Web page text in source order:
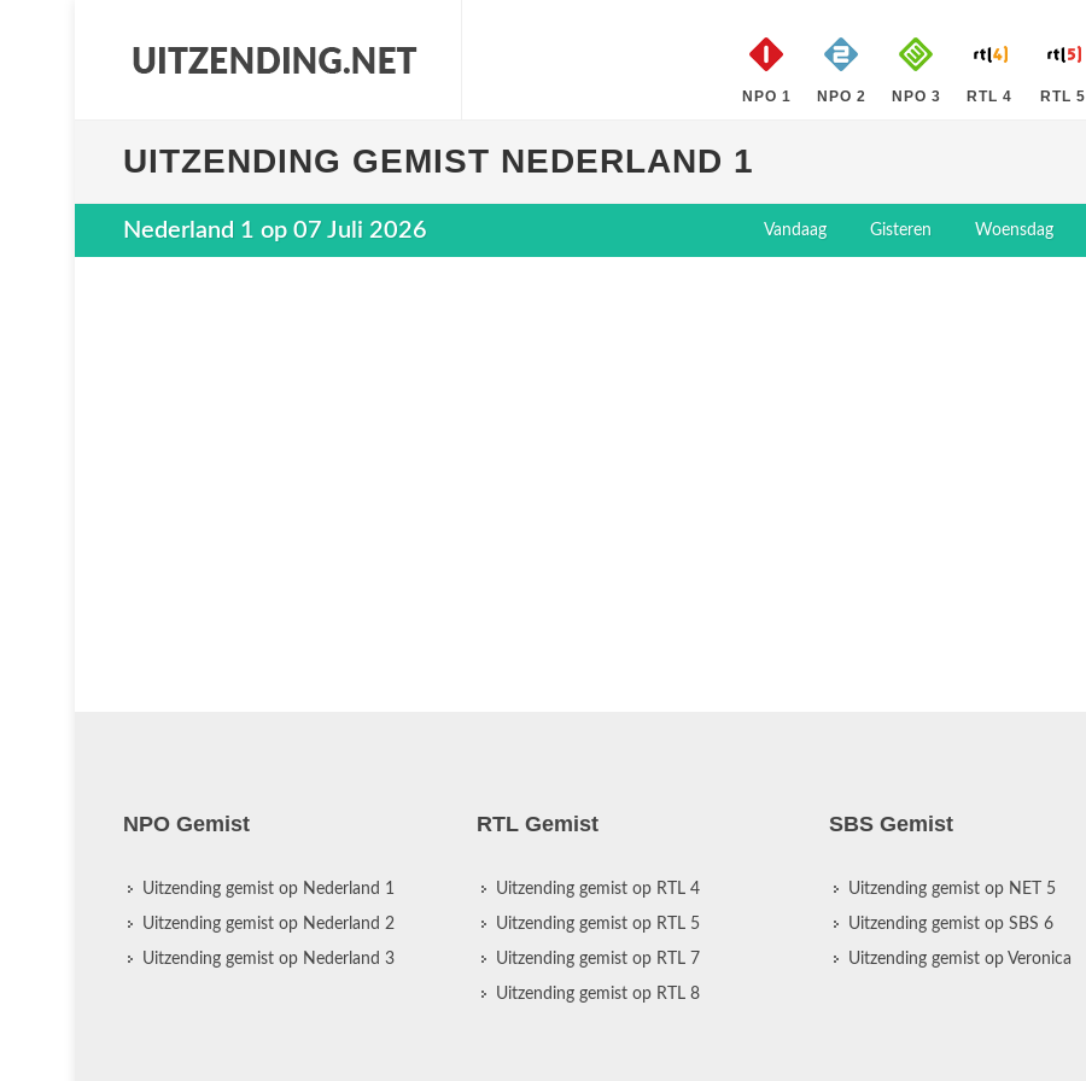
NPO 1 NPO 2 NPO 3 RTL 4 RTL 5
UITZENDING GEMIST NEDERLAND 1
Nederland 1 op 07 Juli 2026 Vandaag Gisteren Woensdag
NPO Gemist
Uitzending gemist op Nederland 1
Uitzending gemist op Nederland 2
Uitzending gemist op Nederland 3
RTL Gemist
Uitzending gemist op RTL 4
Uitzending gemist op RTL 5
Uitzending gemist op RTL 7
Uitzending gemist op RTL 8
SBS Gemist
Uitzending gemist op NET 5
Uitzending gemist op SBS 6
Uitzending gemist op Veronica